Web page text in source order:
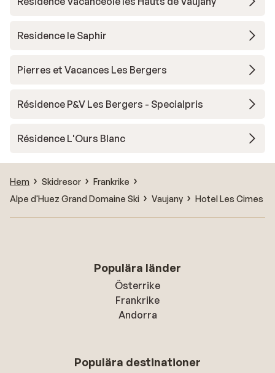
Residence le Saphir
Pierres et Vacances Les Bergers
Résidence P&V Les Bergers - Specialpris
Résidence L'Ours Blanc
Hem Skidresor
Frankrike
Alpe d'Huez Grand Domaine Ski
Vaujany Hotel Les Cimes
Populära länder
Österrike
Frankrike
Andorra
Populära destinationer